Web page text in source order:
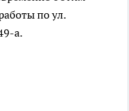
по ул.
а.